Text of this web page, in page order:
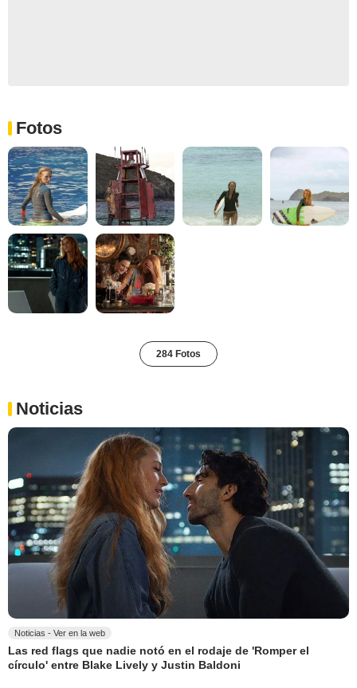
Fotos
284 Fotos
Noticias
Noticias - Ver en la web
Las red flags que nadie notó en el rodaje de 'Romper el
círculo' entre Blake Lively y Justin Baldoni